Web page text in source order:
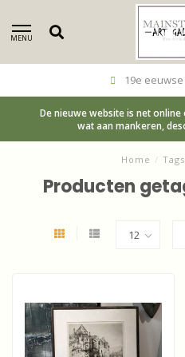
MENU
19e
De nieuwe website is net
wat aan mankeren,
Home / Tags
Producten